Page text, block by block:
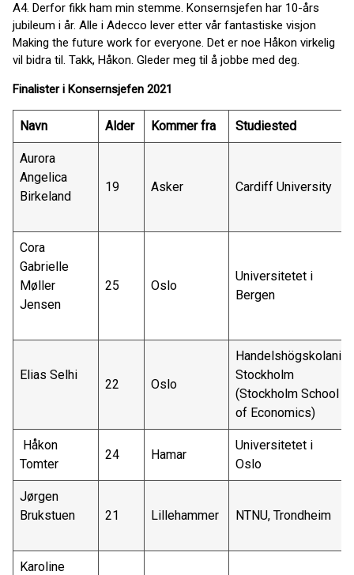
A4. Derfor fikk ham min stemme. Konsernsjefen har 10-års
jubileum i år. Alle i Adecco lever etter vår fantastiske visjon
Making the future work for everyone. Det er noe Håkon virkelig
vil bidra til. Takk, Håkon. Gleder meg til å jobbe med deg.
Finalister i Konsernsjefen 2021
Navn Alder Kommer fra Studiested
Aurora
Angelica
Birkeland
19 Asker Cardiff University
Cora
Gabrielle
Møller
Jensen
25 Oslo
Universitetet i
Bergen
Elias Selhi
22 Oslo
Handelshögskolani
Stockholm
(Stockholm School
of Economics)
Håkon
Tomter
24 Hamar
Universitetet i
Oslo
Jørgen
Brukstuen
21 Lillehammer NTNU, Trondheim
Karoline